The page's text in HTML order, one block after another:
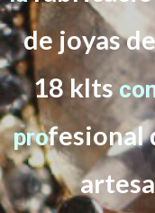
de joyas
18 klts
profesional